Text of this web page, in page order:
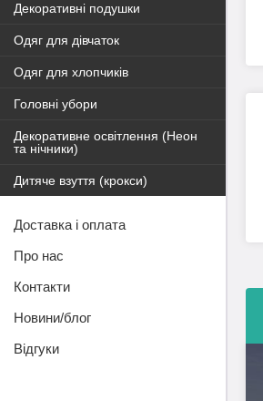
Декоративні подушки
Одяг для дівчаток
Одяг для хлопчиків
Головні убори
Декоративне освітлення (Неон
та нічники)
Дитяче взуття (крокси)
Доставка і оплата
Про нас
Контакти
Новини/блог
Відгуки